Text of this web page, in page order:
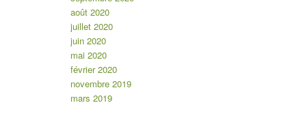
août 2020
juillet 2020
juin 2020
mai 2020
février 2020
novembre 2019
mars 2019